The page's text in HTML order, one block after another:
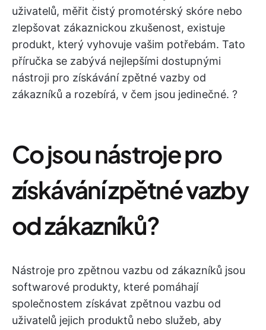
uživatelů, měřit čistý promotérský skóre nebo
zlepšovat zákaznickou zkušenost, existuje
produkt, který vyhovuje vašim potřebám. Tato
příručka se zabývá nejlepšími dostupnými
nástroji pro získávání zpětné vazby od
zákazníků a rozebírá, v čem jsou jedinečné. ?️
Co jsou nástroje pro
získávání zpětné vazby
od zákazníků?
Nástroje pro zpětnou vazbu od zákazníků jsou
softwarové produkty, které pomáhají
společnostem získávat zpětnou vazbu od
uživatelů jejich produktů nebo služeb, aby